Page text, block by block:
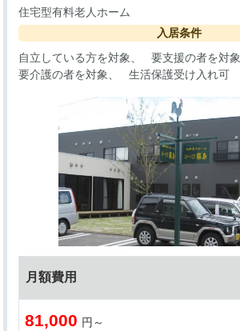
住宅型有料老人ホーム
入居条件
自立している方を対象
要支援の者を対象
要介護の者を対象
生活保護受け入れ可
月額費用
81,000 円～